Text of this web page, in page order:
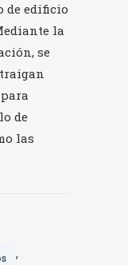
de edificio
la
se
de
las
,